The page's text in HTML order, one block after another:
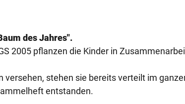
des Jahres".
2005 pflanzen die Kinder in
versehen, stehen sie bereits verteilt im
entstanden.